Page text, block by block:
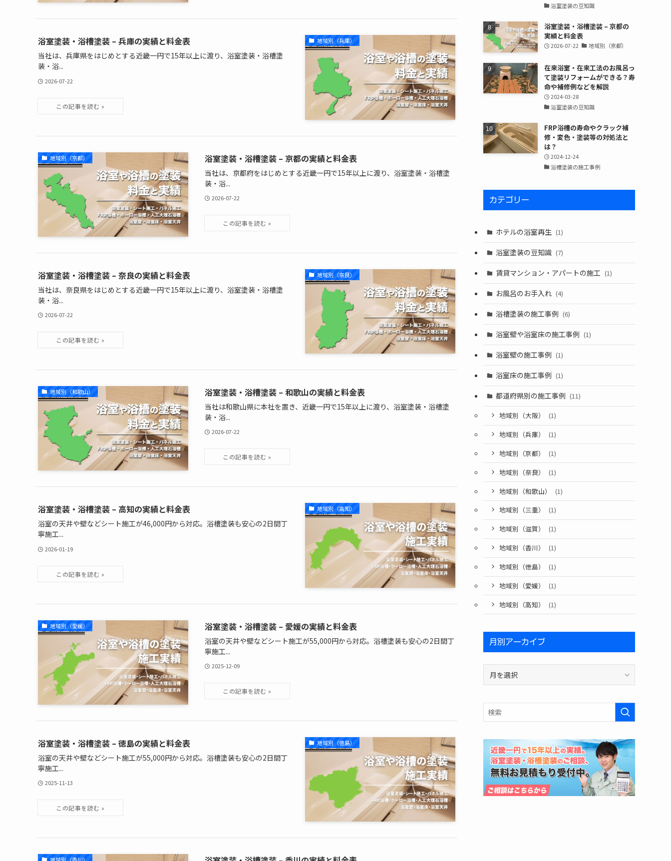
地域別（兵庫）
浴室塗装・浴槽塗装 – 兵庫の実績と料金表
当社は、兵庫県をはじめとする近畿一円で15年以上に渡り、浴室塗装・浴槽塗
装・浴...
2026-07-22
地域別（京都） 浴室塗装・浴槽塗装 – 京都の実績と料金表
当社は、京都府をはじめとする近畿一円で15年以上に渡り、浴室塗装・浴槽塗
装・浴...
2026-07-22
地域別（奈良）
浴室塗装・浴槽塗装 – 奈良の実績と料金表
当社は、奈良県をはじめとする近畿一円で15年以上に渡り、浴室塗装・浴槽塗
装・浴...
2026-07-22
地域別（和歌山） 浴室塗装・浴槽塗装 – 和歌山の実績と料金表
当社は和歌山県に本社を置き、近畿一円で15年以上に渡り、浴室塗装・浴槽塗
装・浴...
2026-07-22
地域別（高知）
浴室塗装・浴槽塗装 – 高知の実績と料金表
浴室の天井や壁などシート施工が46,000円から対応。浴槽塗装も安心の2日間丁
寧施工...
2026-01-19
地域別（愛媛） 浴室塗装・浴槽塗装 – 愛媛の実績と料金表
浴室の天井や壁などシート施工が55,000円から対応。浴槽塗装も安心の2日間丁
寧施工...
2025-12-09
地域別（徳島）
浴室塗装・浴槽塗装 – 徳島の実績と料金表
浴室の天井や壁などシート施工が55,000円から対応。浴槽塗装も安心の2日間丁
寧施工...
2025-11-13
浴室塗装の豆知識
浴室塗装・浴槽塗装 – 京都の
実績と料金表
2026-07-22 地域別（京都）
在来浴室・在来工法のお風呂っ
て塗装リフォームができる？寿
命や補修例などを解説
2024-03-28
浴室塗装の豆知識
FRP浴槽の寿命やクラック補
修・変色・塗装等の対処法と
は？
2024-12-24
浴槽塗装の施工事例
カテゴリー
ホテルの浴室再生 (1)
浴室塗装の豆知識 (7)
賃貸マンション・アパートの施工 (1)
お風呂のお手入れ (4)
浴槽塗装の施工事例 (6)
浴室壁や浴室床の施工事例 (1)
浴室壁の施工事例 (1)
浴室床の施工事例 (1)
都道府県別の施工事例 (11)
地域別（大阪）
(1)
地域別（兵庫）
(1)
地域別（京都）
(1)
地域別（奈良）
(1)
地域別（和歌山）
(1)
地域別（三重）
(1)
地域別（滋賀）
(1)
地域別（香川）
(1)
地域別（徳島）
(1)
地域別（愛媛）
(1)
地域別（高知）
(1)
月別アーカイブ
ー
カ
イ